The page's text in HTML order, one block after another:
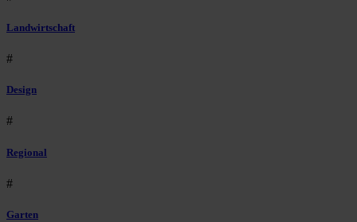
Landwirtschaft
#
Design
#
Regional
#
Garten